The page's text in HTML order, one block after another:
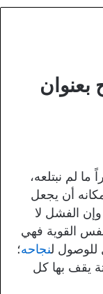
ما لم نبتلعه،
أن يجعل
الفشل لا
القوية فهي
للوصول لنجاحه؛
يقف بها كل